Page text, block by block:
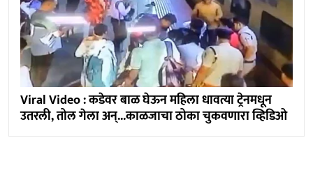
Viral Video : कडेवर बाळ घेऊन महिला धावत्या ट्रेनमधून
उतरली, तोल गेला अन्...काळजाचा ठोका चुकवणारा व्हिडिओ